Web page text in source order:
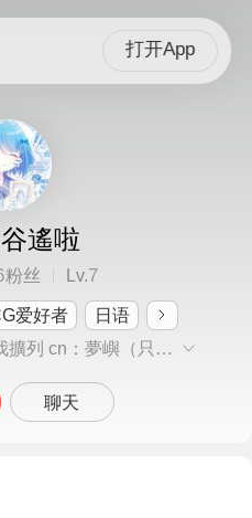
打开App
遙啦
粉丝 Lv.7
爱好者
日语
歡迎彰冬類司潔癖來找我擴列 cn：夢嶼（只是繁體）/波子汽水 希望大家可以來和我擴列^^
聊天